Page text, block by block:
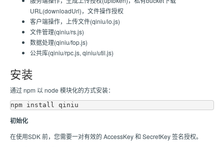
URL(downloadUrl)，文件操作授权
客户端操作，上传文件(qiniu/io.js)
文件管理(qiniu/rs.js)
数据处理(qiniu/fop.js)
公共库(qiniu/rpc.js, qiniu/util.js)
安装
通过 npm 以 node 模块化的方式安装：
初始化
在使用SDK 前，您需要一对有效的 AccessKey 和 SecretKey 签名授权。